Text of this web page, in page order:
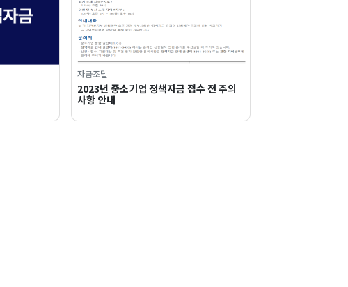
자금조달
2023년 중소기업 정책자금 접수 전 주의
사항 안내